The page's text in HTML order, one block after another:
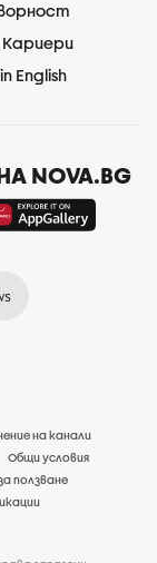
Кариери
English
NOVA.BG
на канали
Общи условия
ползване